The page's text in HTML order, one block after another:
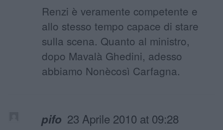
Renzi è veramente competente e
allo stesso tempo capace di stare
sulla scena. Quanto al ministro,
dopo Mavalà Ghedini, adesso
abbiamo Nonècosì Carfagna.
pifo 23 Aprile 2010 at 09:28